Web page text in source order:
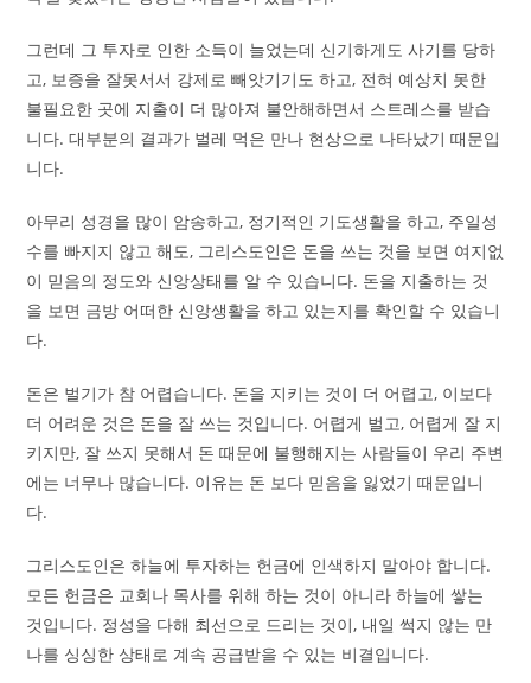
그런데 그 투자로 인한 소득이 늘었는데 신기하게도 사기를 당하
고, 보증을 잘못서서 강제로 빼앗기기도 하고, 전혀 예상치 못한
불필요한 곳에 지출이 더 많아져 불안해하면서 스트레스를 받습
니다. 대부분의 결과가 벌레 먹은 만나 현상으로 나타났기 때문입
니다.
아무리 성경을 많이 암송하고, 정기적인 기도생활을 하고, 주일성
수를 빠지지 않고 해도, 그리스도인은 돈을 쓰는 것을 보면 여지없
이 믿음의 정도와 신앙상태를 알 수 있습니다. 돈을 지출하는 것
을 보면 금방 어떠한 신앙생활을 하고 있는지를 확인할 수 있습니
다.
돈은 벌기가 참 어렵습니다. 돈을 지키는 것이 더 어렵고, 이보다
더 어려운 것은 돈을 잘 쓰는 것입니다. 어렵게 벌고, 어렵게 잘 지
키지만, 잘 쓰지 못해서 돈 때문에 불행해지는 사람들이 우리 주변
에는 너무나 많습니다. 이유는 돈 보다 믿음을 잃었기 때문입니
다.
그리스도인은 하늘에 투자하는 헌금에 인색하지 말아야 합니다.
모든 헌금은 교회나 목사를 위해 하는 것이 아니라 하늘에 쌓는
것입니다. 정성을 다해 최선으로 드리는 것이, 내일 썩지 않는 만
나를 싱싱한 상태로 계속 공급받을 수 있는 비결입니다.